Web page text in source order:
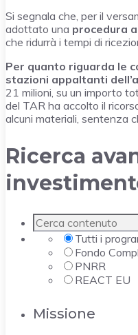
Si segnala che, per il
adottato una procedura
che ridurrà i tempi di
Per quanto riguarda le
stazioni appaltanti
21 milioni, su un importo
del TAR ha accolto il
alcuni materiali, sentenza
Ricerca
Tutti i
Fondo
PNRR
REACT EU
Missione